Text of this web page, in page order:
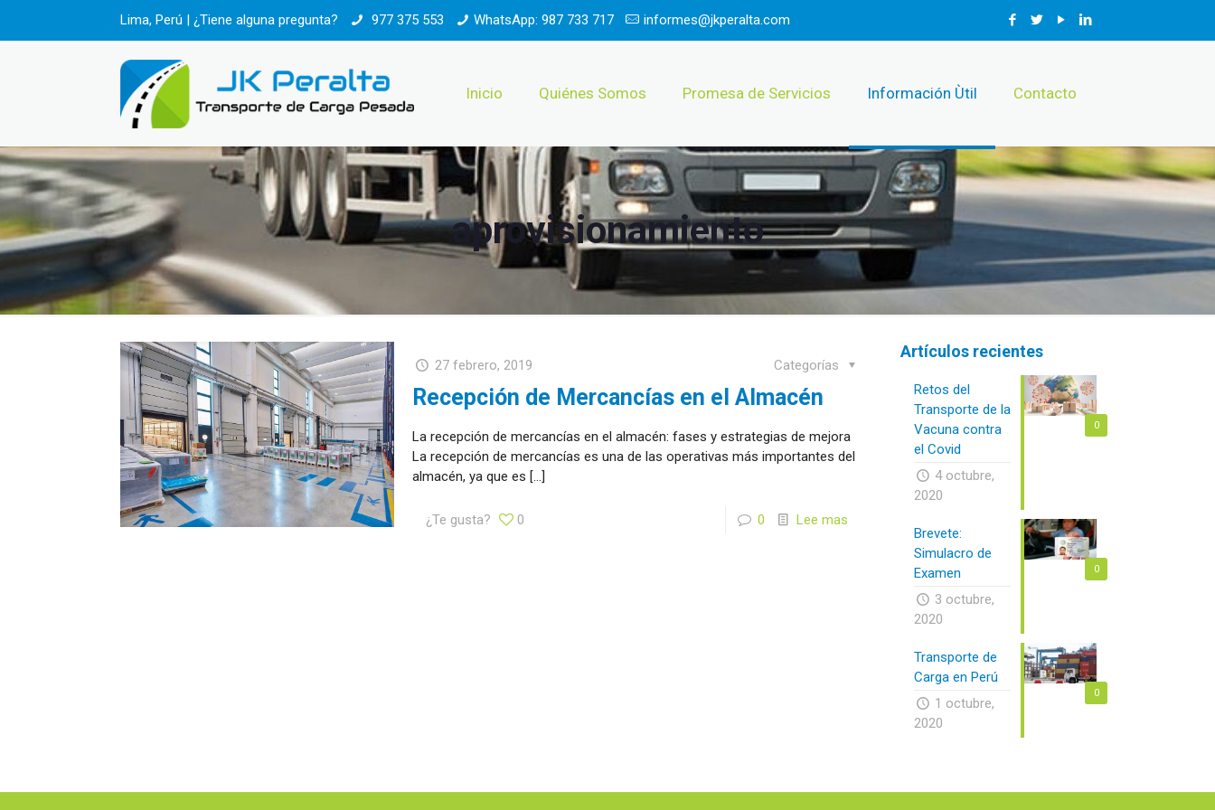
Lima, Perú | ¿Tiene alguna pregunta? 977 375 553 WhatsApp: 987 733 717 informes@jkperalta.com
Inicio Quiénes Somos Promesa de Servicios Información Ùtil Contacto
aprovisionamiento
27 febrero, 2019 Categorías
Recepción de Mercancías en el Almacén
La recepción de mercancías en el almacén: fases y estrategias de mejora
La recepción de mercancías es una de las operativas más importantes del
almacén, ya que es […]
¿Te gusta? 0 0 Lee mas
Artículos recientes
0
Retos del
Transporte de la
Vacuna contra
el Covid
4 octubre,
2020
0
Brevete:
Simulacro de
Examen
3 octubre,
2020
0
Transporte de
Carga en Perú
1 octubre,
2020